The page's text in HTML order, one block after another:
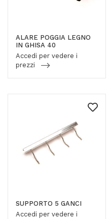
ALARE POGGIA LEGNO
IN GHISA 40
Accedi per vedere i
prezzi
SUPPORTO 5 GANCI
Accedi per vedere i